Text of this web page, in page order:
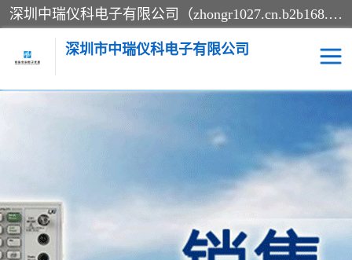
深圳中瑞仪科电子有限公司（zhongr1027.cn.b2b168.com）主要从事回收二手仪器，工厂仪器，回收示波器，KeysightE4980A，FLUKE754，MT8852B，IFR3920，Agilent N4010A，MT8852B等业务，全国统一热线：13570873835。深圳中瑞仪科电子有限公司整批或单出，专业评估高价回收工厂闲置仪器。
深圳市中瑞仪科电子有限公司
测试仪
信号发生器
电阻-功率计 频谱分析仪
万用表 综合测试仪